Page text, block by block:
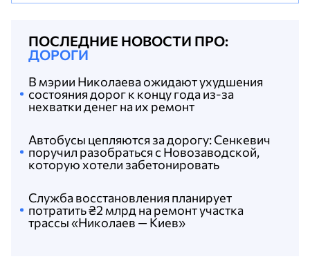
ПОСЛЕДНИЕ НОВОСТИ ПРО:
ДОРОГИ
Служба восстановления планирует
потратить ₴2 млрд на ремонт участка
трассы «Николаев — Киев»
Автобусы цепляются за дорогу: Сенкевич
поручил разобраться с Новозаводской,
которую хотели забетонировать
В мэрии Николаева ожидают ухудшения
состояния дорог к концу года из-за
нехватки денег на их ремонт